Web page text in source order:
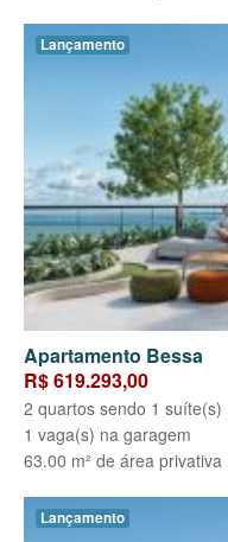
Lançamento
Apartamento Bessa
R$ 619.293,00
2 quartos sendo 1 suíte(s)
1 vaga(s) na garagem
63.00 m² de área privativa
Lançamento